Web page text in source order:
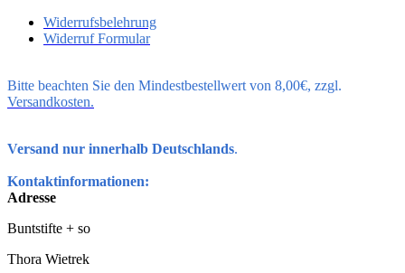
Widerrufsbelehrung
Widerruf Formular
Bitte beachten Sie den Mindestbestellwert von 8,00€, zzgl.
Versandkosten.
Versand nur innerhalb Deutschlands.
Kontaktinformationen:
Adresse
Buntstifte + so
Thora Wietrek